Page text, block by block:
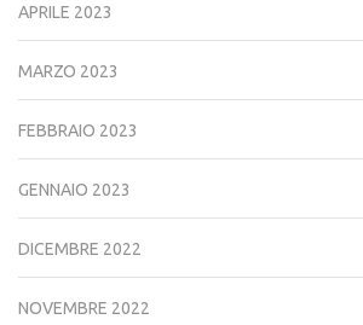
APRILE 2023
MARZO 2023
FEBBRAIO 2023
GENNAIO 2023
DICEMBRE 2022
NOVEMBRE 2022